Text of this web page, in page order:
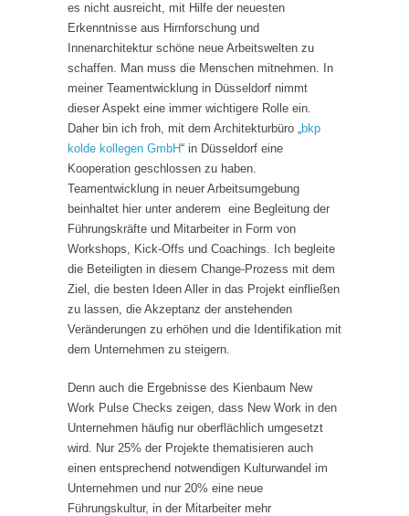
es nicht ausreicht, mit Hilfe der neuesten
Erkenntnisse aus Hirnforschung und
Innenarchitektur schöne neue Arbeitswelten zu
schaffen. Man muss die Menschen mitnehmen. In
meiner Teamentwicklung in Düsseldorf nimmt
dieser Aspekt eine immer wichtigere Rolle ein.
Daher bin ich froh, mit dem Architekturbüro „bkp
kolde kollegen GmbH“ in Düsseldorf eine
Kooperation geschlossen zu haben.
Teamentwicklung in neuer Arbeitsumgebung
beinhaltet hier unter anderem eine Begleitung der
Führungskräfte und Mitarbeiter in Form von
Workshops, Kick-Offs und Coachings. Ich begleite
die Beteiligten in diesem Change-Prozess mit dem
Ziel, die besten Ideen Aller in das Projekt einfließen
zu lassen, die Akzeptanz der anstehenden
Veränderungen zu erhöhen und die Identifikation mit
dem Unternehmen zu steigern.
Denn auch die Ergebnisse des Kienbaum New
Work Pulse Checks zeigen, dass New Work in den
Unternehmen häufig nur oberflächlich umgesetzt
wird. Nur 25% der Projekte thematisieren auch
einen entsprechend notwendigen Kulturwandel im
Unternehmen und nur 20% eine neue
Führungskultur, in der Mitarbeiter mehr